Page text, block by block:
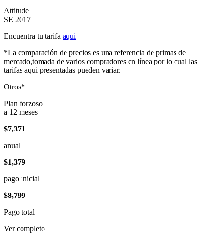
Attitude
SE 2017
Encuentra tu tarifa aqui
*La comparación de precios es una referencia de primas de
mercado,tomada de varios compradores en línea por lo cual las
tarifas aqui presentadas pueden variar.
Otros*
Plan forzoso
a 12 meses
$7,371
anual
$1,379
pago inicial
$8,799
Pago total
Ver completo